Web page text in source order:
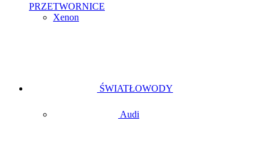
PRZETWORNICE
Xenon
ŚWIATŁOWODY
Audi